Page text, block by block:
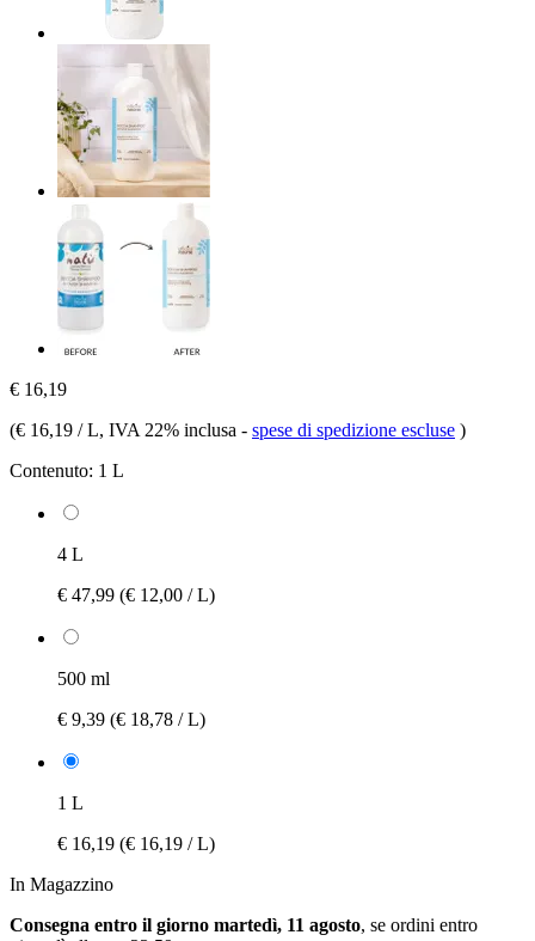
€ 16,19
(€ 16,19 / L, IVA 22% inclusa - spese di spedizione escluse )
Contenuto: 1 L
4 L
€ 47,99 (€ 12,00 / L)
500 ml
€ 9,39 (€ 18,78 / L)
1 L
€ 16,19 (€ 16,19 / L)
In Magazzino
Consegna entro il giorno martedì, 11 agosto, se ordini entro